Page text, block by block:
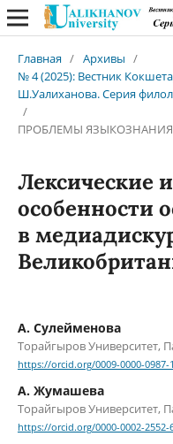
Главная / Архивы /
№ 4 (2025): Вестник
Ш.Уалиханова. Серия
/
ПРОБЛЕМЫ ЯЗЫКОЗНАНИЯ
Лексические
особенности
в
А. Сулейменова
Торайгыров Университет,
https://orcid.org/0009-0000-0987-
А. Жумашева
Торайгыров Университет,
https://orcid.org/0000-0002-2552-